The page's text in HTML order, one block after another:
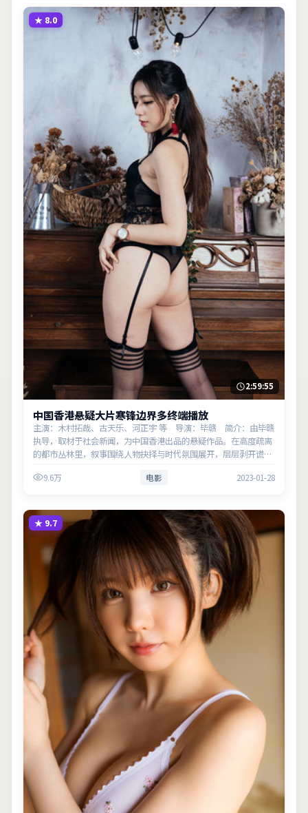
★ 8.0
2:59:55
中国香港悬疑大片寒锋边界多终端播放
主演：木村拓哉、古天乐、河正宇 等 导演：毕赣 简介：由毕赣
执导，取材于社会新闻，为中国香港出品的悬疑作品。在高度疏离
的都市丛林里，叙事围绕人物抉择与时代氛围展开，层层剥开谎言
9.6万 电影 2023-01-28
★ 9.7